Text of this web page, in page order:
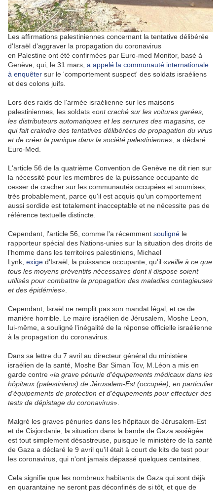
Les affirmations palestiniennes concernant la tentative délibérée
d'Israël d'aggraver la propagation du coronavirus
en Palestine ont été confirmées par Euro-med Monitor, basé à
Genève, qui, le 31 mars, a appelé la communauté internationale
à enquêter sur le 'comportement suspect' des soldats israéliens
et des colons juifs.
Lors des raids de l'armée israélienne sur les maisons
palestiniennes, les soldats «ont craché sur les voitures garées,
les distributeurs automatiques et les serrures des magasins, ce
qui fait craindre des tentatives délibérées de propagation du virus
et de créer la panique dans la société palestinienne», a déclaré
Euro-Med.
L'article 56 de la quatrième Convention de Genève ne dit rien sur
la nécessité pour les membres de la puissance occupante de
cesser de cracher sur les communautés occupées et soumises;
très probablement, parce qu'il est acquis qu'un comportement
aussi sordide est totalement inacceptable et ne nécessite pas de
référence textuelle distincte.
Cependant, l'article 56, comme l'a récemment souligné le
rapporteur spécial des Nations-unies sur la situation des droits de
l'homme dans les territoires palestiniens, Michael
Lynk, exige d'Israël , la puissance occupante, qu'il «veille à ce que
tous les moyens préventifs nécessaires dont il dispose soient
utilisés pour combattre la propagation des maladies contagieuses
et des épidémies».
Cependant, Israël ne remplit pas son mandat légal, et ce de
manière horrible. Le maire israélien de Jérusalem , Moshe Leon,
lui-même, a souligné l'inégalité de la réponse officielle israélienne
à la propagation du coronavirus.
Dans sa lettre du 7 avril au directeur général du ministère
israélien de la santé, Moshe Bar Siman Tov, M.Léon a mis en
garde contre «la grave pénurie d'équipements médicaux dans les
hôpitaux (palestiniens) de Jérusalem-Est (occupée), en particulier
d'équipements de protection et d'équipements pour effectuer des
tests de dépistage du coronavirus».
Malgré les graves pénuries dans les hôpitaux de Jérusalem-Est
et de Cisjordanie , la situation dans la bande de Gaza assiégée
est tout simplement désastreuse, puisque le ministère de la santé
de Gaza a déclaré le 9 avril qu'il était à court de kits de test pour
les coronavirus, qui n'ont jamais dépassé quelques centaines.
Cela signifie que les nombreux habitants de Gaza qui sont déjà
en quarantaine ne seront pas déconfinés de si tôt, et que de